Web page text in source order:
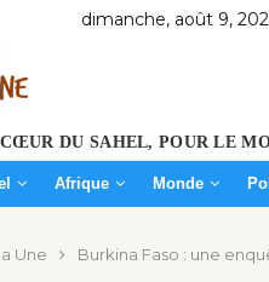
dimanche, août 9,
DU SAHEL, POUR LE
Afrique Monde
Une Burkina Faso : une